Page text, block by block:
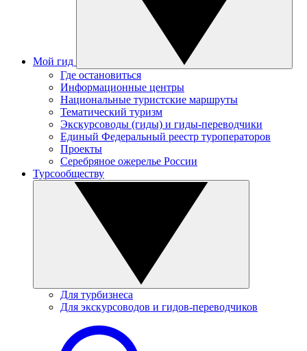
Мой гид
Где остановиться
Информационные центры
Национальные туристские маршруты
Тематический туризм
Экскурсоводы (гиды) и гиды-переводчики
Единый Федеральный реестр туроператоров
Проекты
Серебряное ожерелье России
Турсообществу
Для турбизнеса
Для экскурсоводов и гидов-переводчиков